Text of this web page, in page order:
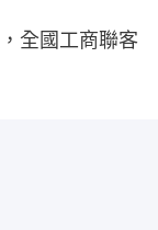
全國工商聯客